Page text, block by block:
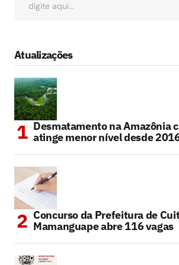
Atualizações
Desmatamento na Amazônia
atinge menor nível desde
Concurso da Prefeitura de
Mamanguape abre 116 vagas